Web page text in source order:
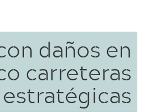
daños en
carreteras
estratégicas